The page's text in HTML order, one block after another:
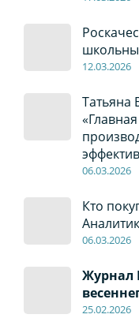
12.03.2026
Татьяна
06.03.2026
Кто
06.03.2026
Журнал
25.02.2026